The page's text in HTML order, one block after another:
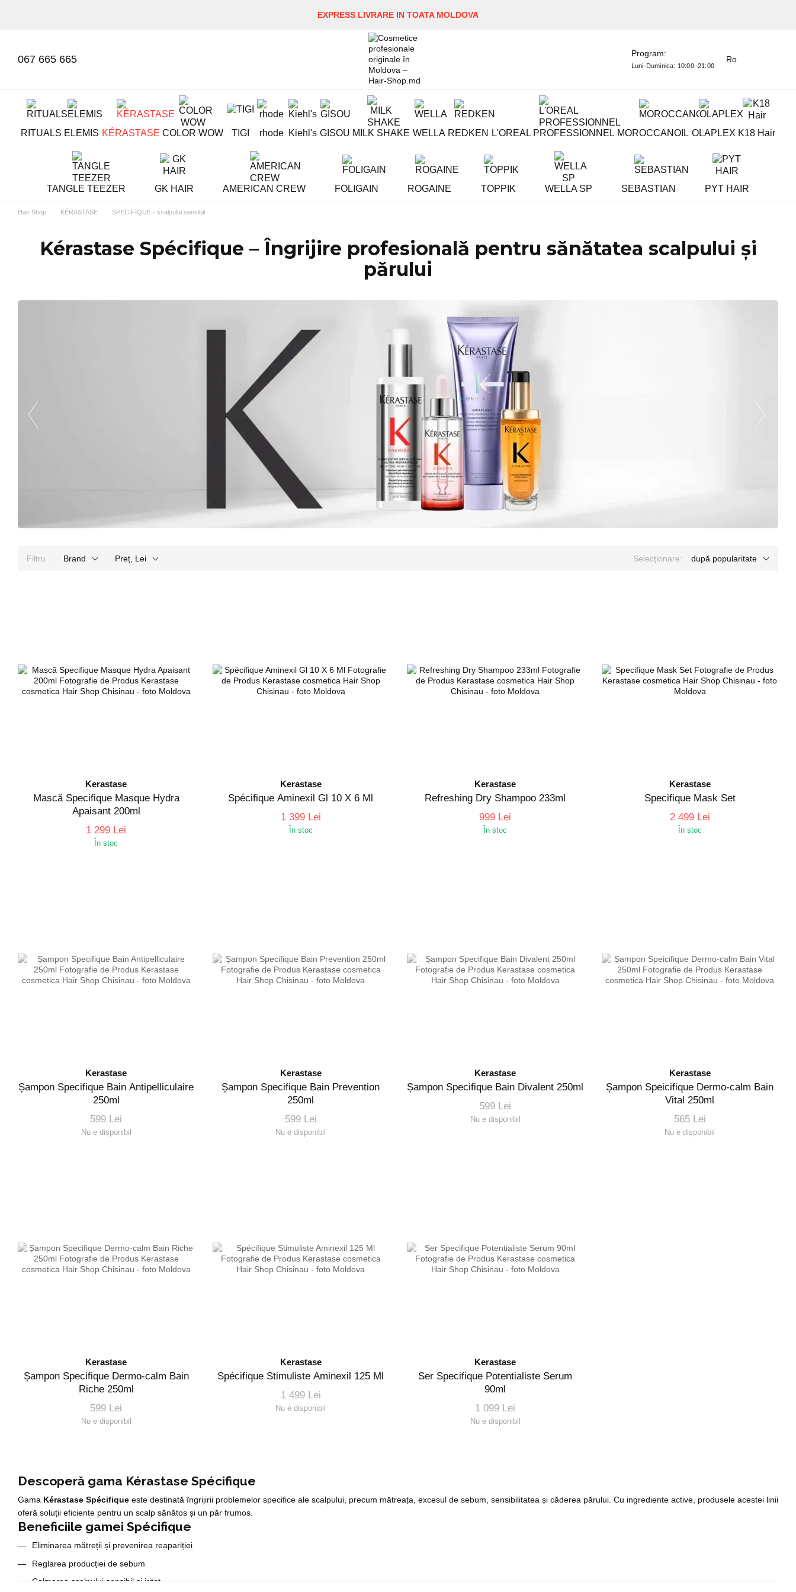
EXPRESS LIVRARE IN TOATA MOLDOVA
067 665 665 Program:
Luni-Duminica: 10:00–21:00
Ro
RITUALS ELEMIS KÉRASTASE COLOR WOW TIGI rhode Kiehl's GISOU MILK SHAKE WELLA REDKEN L'OREAL PROFESSIONNEL MOROCCANOIL OLAPLEX K18 Hair
TANGLE TEEZER GK HAIR AMERICAN CREW FOLIGAIN ROGAINE TOPPIK WELLA SP SEBASTIAN PYT HAIR
Hair Shop KÉRASTASE SPECIFIQUE - scalpului sensibil
Kérastase Spécifique – Îngrijire profesională pentru sănătatea scalpului și
părului
Filtru Brand Preț, Lei Selecționare: după popularitate
Descoperă gama Kérastase Spécifique
Gama Kérastase Spécifique este destinată îngrijirii problemelor specifice ale scalpului, precum mătreața, excesul de sebum, sensibilitatea și căderea părului. Cu ingrediente active, produsele acestei linii
oferă soluții eficiente pentru un scalp sănătos și un păr frumos.
Beneficiile gamei Spécifique
Eliminarea mătreții și prevenirea reapariției
Reglarea producției de sebum
Calmarea scalpului sensibil și iritat
Kerastase
Mască Specifique Masque Hydra
Apaisant 200ml
1 299 Lei
În stoc
Kerastase
Spécifique Aminexil Gl 10 X 6 Ml
1 399 Lei
În stoc
Kerastase
Refreshing Dry Shampoo 233ml
999 Lei
În stoc
Kerastase
Specifique Mask Set
2 499 Lei
În stoc
Kerastase
Șampon Specifique Bain Antipelliculaire
250ml
599 Lei
Nu e disponibil
Kerastase
Șampon Specifique Bain Prevention
250ml
599 Lei
Nu e disponibil
Kerastase
Șampon Specifique Bain Divalent 250ml
599 Lei
Nu e disponibil
Kerastase
Șampon Speicifique Dermo-calm Bain
Vital 250ml
565 Lei
Nu e disponibil
Kerastase
Șampon Specifique Dermo-calm Bain
Riche 250ml
599 Lei
Nu e disponibil
Kerastase
Spécifique Stimuliste Aminexil 125 Ml
1 499 Lei
Nu e disponibil
Kerastase
Ser Specifique Potentialiste Serum
90ml
1 099 Lei
Nu e disponibil